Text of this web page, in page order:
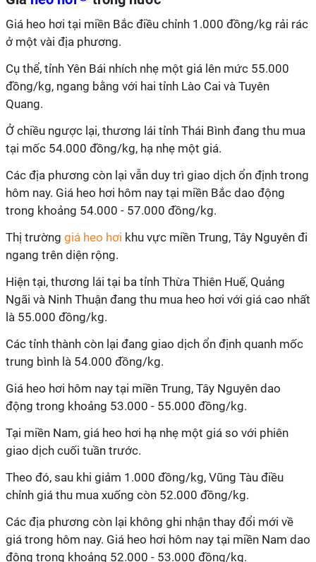
Giá heo hơi tại miền Bắc điều chỉnh 1.000 đồng/kg rải rác
ở một vài địa phương.
Cụ thể, tỉnh Yên Bái nhích nhẹ một giá lên mức 55.000
đồng/kg, ngang bằng với hai tỉnh Lào Cai và Tuyên
Quang.
Ở chiều ngược lại, thương lái tỉnh Thái Bình đang thu mua
tại mốc 54.000 đồng/kg, hạ nhẹ một giá.
Các địa phương còn lại vẫn duy trì giao dịch ổn định trong
hôm nay. Giá heo hơi hôm nay tại miền Bắc dao động
trong khoảng 54.000 - 57.000 đồng/kg.
Thị trường giá heo hơi khu vực miền Trung, Tây Nguyên đi
ngang trên diện rộng.
Hiện tại, thương lái tại ba tỉnh Thừa Thiên Huế, Quảng
Ngãi và Ninh Thuận đang thu mua heo hơi với giá cao nhất
là 55.000 đồng/kg.
Các tỉnh thành còn lại đang giao dịch ổn định quanh mốc
trung bình là 54.000 đồng/kg.
Giá heo hơi hôm nay tại miền Trung, Tây Nguyên dao
động trong khoảng 53.000 - 55.000 đồng/kg.
Tại miền Nam, giá heo hơi hạ nhẹ một giá so với phiên
giao dịch cuối tuần trước.
Theo đó, sau khi giảm 1.000 đồng/kg, Vũng Tàu điều
chỉnh giá thu mua xuống còn 52.000 đồng/kg.
Các địa phương còn lại không ghi nhận thay đổi mới về
giá trong hôm nay. Giá heo hơi hôm nay tại miền Nam dao
động trong khoảng 52.000 - 53.000 đồng/kg.